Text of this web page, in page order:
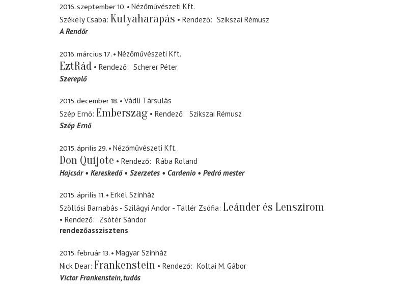
2016. szeptember 10.
Nézőművészeti Kft.
Székely Csaba Kutyaharapás Rendező
Szikszai Rémusz
A Rendőr
2016. március 17. Nézőművészeti Kft.
EztRád Rendező
Scherer Péter
Szereplő
2015. december 18.
Vádli Társulás
Szép Ernő Emberszag Rendező
Szikszai Rémusz
Szép Ernő
2015. április 29. Nézőművészeti Kft.
Don Quijote Rendező
Rába Roland
Hajcsár
Kereskedő Szerzetes Cardenio Pedró mester
2015. április 11.
Erkel Színház
Szöllősi Barnabás - Szilágyi Andor - Tallér Zsófia Leánder és Lenszirom
Rendező
Zsótér Sándor
rendezőasszisztens
2015. február 13.
Magyar Színház
Nick Dear Frankenstein Rendező
Koltai M. Gábor
Victor Frankenstein tudós